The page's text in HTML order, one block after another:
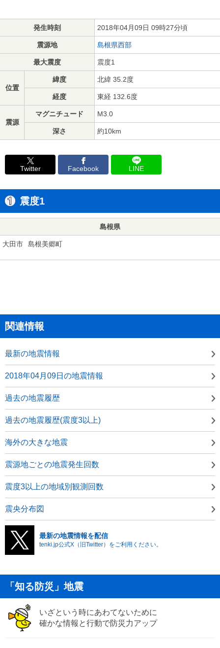
発生時刻 2018年04月09日 09時27分頃
震源地 島根県西部
最大震度 震度1
位置
緯度 北緯 35.2度
経度 東経 132.6度
震源
マグニチュード M3.0
深さ 約10km
Twitter Facebook LINE
震度1
島根県
大田市 島根美郷町
関連情報
最新の地震情報
2018年04月09日の地震情報
過去の地震履歴
過去の地震履歴(震度3以上)
海外の大きな地震
震源地ごとの地震発生回数
震度3以上の地域別観測回数
震央分布図
最新の地震情報を配信
tenki.jp公式X（旧Twitter）をご利用ください。
「知る防災」地震
いざという時にあわてないために
確かな情報と行動で防災力アップ